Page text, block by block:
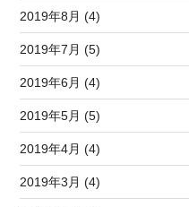
2019年8月 (4)
2019年7月 (5)
2019年6月 (4)
2019年5月 (5)
2019年4月 (4)
2019年3月 (4)